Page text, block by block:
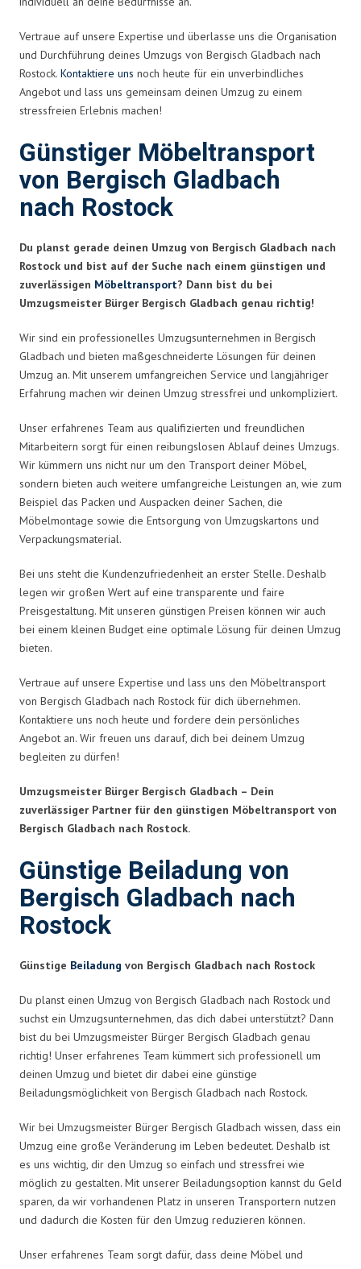
Vertraue auf unsere Expertise und überlasse uns die Organisation
und Durchführung deines Umzugs von Bergisch Gladbach nach
Rostock. Kontaktiere uns noch heute für ein unverbindliches
Angebot und lass uns gemeinsam deinen Umzug zu einem
stressfreien Erlebnis machen!
Günstiger Möbeltransport
von Bergisch Gladbach
nach Rostock
Du planst gerade deinen Umzug von Bergisch Gladbach nach
Rostock und bist auf der Suche nach einem günstigen und
zuverlässigen Möbeltransport? Dann bist du bei
Umzugsmeister Bürger Bergisch Gladbach genau richtig!
Wir sind ein professionelles Umzugsunternehmen in Bergisch
Gladbach und bieten maßgeschneiderte Lösungen für deinen
Umzug an. Mit unserem umfangreichen Service und langjähriger
Erfahrung machen wir deinen Umzug stressfrei und unkompliziert.
Unser erfahrenes Team aus qualifizierten und freundlichen
Mitarbeitern sorgt für einen reibungslosen Ablauf deines Umzugs.
Wir kümmern uns nicht nur um den Transport deiner Möbel,
sondern bieten auch weitere umfangreiche Leistungen an, wie zum
Beispiel das Packen und Auspacken deiner Sachen, die
Möbelmontage sowie die Entsorgung von Umzugskartons und
Verpackungsmaterial.
Bei uns steht die Kundenzufriedenheit an erster Stelle. Deshalb
legen wir großen Wert auf eine transparente und faire
Preisgestaltung. Mit unseren günstigen Preisen können wir auch
bei einem kleinen Budget eine optimale Lösung für deinen Umzug
bieten.
Vertraue auf unsere Expertise und lass uns den Möbeltransport
von Bergisch Gladbach nach Rostock für dich übernehmen.
Kontaktiere uns noch heute und fordere dein persönliches
Angebot an. Wir freuen uns darauf, dich bei deinem Umzug
begleiten zu dürfen!
Umzugsmeister Bürger Bergisch Gladbach – Dein
zuverlässiger Partner für den günstigen Möbeltransport von
Bergisch Gladbach nach Rostock.
Günstige Beiladung von
Bergisch Gladbach nach
Rostock
Günstige Beiladung von Bergisch Gladbach nach Rostock
Du planst einen Umzug von Bergisch Gladbach nach Rostock und
suchst ein Umzugsunternehmen, das dich dabei unterstützt? Dann
bist du bei Umzugsmeister Bürger Bergisch Gladbach genau
richtig! Unser erfahrenes Team kümmert sich professionell um
deinen Umzug und bietet dir dabei eine günstige
Beiladungsmöglichkeit von Bergisch Gladbach nach Rostock.
Wir bei Umzugsmeister Bürger Bergisch Gladbach wissen, dass ein
Umzug eine große Veränderung im Leben bedeutet. Deshalb ist
es uns wichtig, dir den Umzug so einfach und stressfrei wie
möglich zu gestalten. Mit unserer Beiladungsoption kannst du Geld
sparen, da wir vorhandenen Platz in unseren Transportern nutzen
und dadurch die Kosten für den Umzug reduzieren können.
Unser erfahrenes Team sorgt dafür, dass deine Möbel und